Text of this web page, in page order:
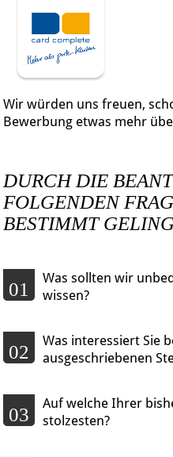
Stellenangebote
Unternehmensziele
Was wir bieten
Wir würden uns freuen,
Bewerbung etwas mehr
DURCH DIE
FOLGENDEN
BESTIMMT
01
Was sollten wir
wissen?
02
Was interessiert Sie
ausgeschriebenen
03
Auf welche Ihrer
stolzesten?